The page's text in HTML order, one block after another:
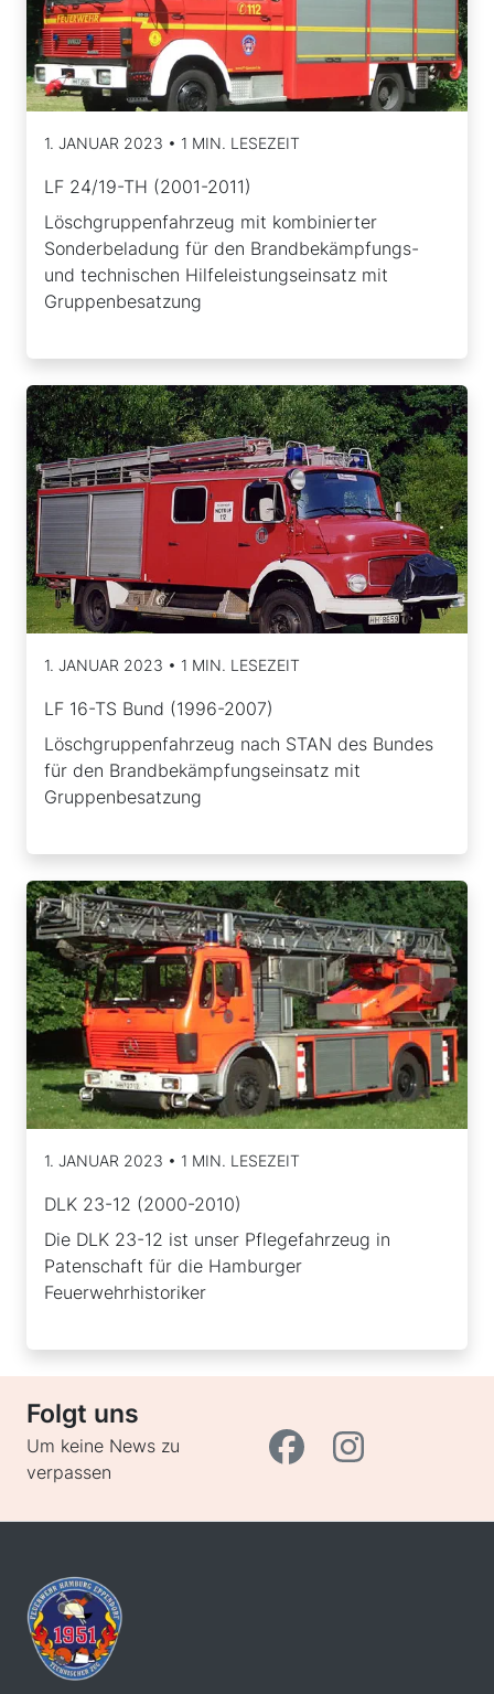
1. JANUAR 2023 • 1 MIN. LESEZEIT
LF 24/19-TH (2001-2011)
Löschgruppenfahrzeug mit kombinierter
Sonderbeladung für den Brandbekämpfungs-
und technischen Hilfeleistungseinsatz mit
Gruppenbesatzung
1. JANUAR 2023 • 1 MIN. LESEZEIT
LF 16-TS Bund (1996-2007)
Löschgruppenfahrzeug nach STAN des Bundes
für den Brandbekämpfungseinsatz mit
Gruppenbesatzung
1. JANUAR 2023 • 1 MIN. LESEZEIT
DLK 23-12 (2000-2010)
Die DLK 23-12 ist unser Pflegefahrzeug in
Patenschaft für die Hamburger
Feuerwehrhistoriker
Folgt uns
Um keine News zu
verpassen